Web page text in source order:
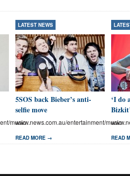
music
LATEST NEWS
5SOS back Bieber’s anti-
selfie move
www.news.com.au/entertainment/music
READ MORE →
‘I do
READ